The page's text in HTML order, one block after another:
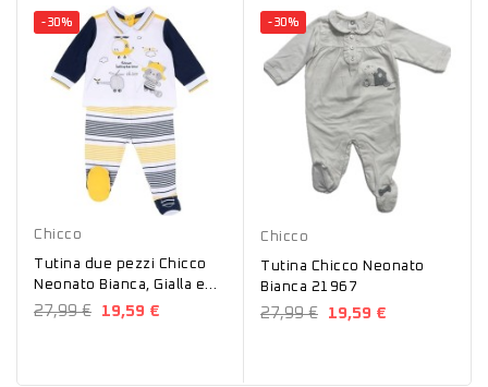
-30%
Chicco
Tutina due pezzi Chicco
Neonato Bianca, Gialla e
blu 07175
27,99 € 19,59 €
-30%
Chicco
Tutina Chicco Neonato
Bianca 21967
27,99 € 19,59 €